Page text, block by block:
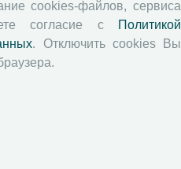
перемены
cookies-файлов, сервиса
согласие с
Политикой
. Отключить cookies Вы